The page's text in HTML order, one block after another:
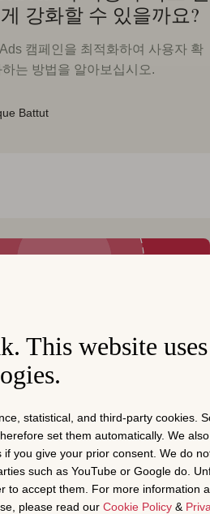
This website
statistical, and third-party cookies.
set them automatically. We
you give your prior consent. We do
such as YouTube or Google do.
to accept them. For more information
please read our Cookie Policy &
강화할 수 있을까요?
캠페인을 최적화하여 사용자 확
는 방법을 알아보십시오.
Battut
한 마케팅 믹스 모델
토어 최적화 활용법
과 앱 스토어 최적화가 모바일 마